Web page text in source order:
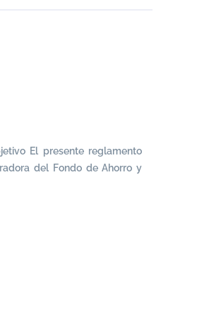
El presente reglamento
del Fondo de Ahorro y